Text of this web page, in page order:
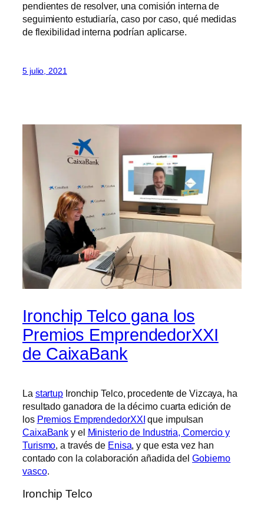
pendientes de resolver, una comisión interna de
seguimiento estudiaría, caso por caso, qué medidas
de flexibilidad interna podrían aplicarse.
5 julio, 2021
Ironchip Telco gana los
Premios EmprendedorXXI
de CaixaBank
La startup Ironchip Telco, procedente de Vizcaya, ha
resultado ganadora de la décimo cuarta edición de
los Premios EmprendedorXXI que impulsan
CaixaBank y el Ministerio de Industria, Comercio y
Turismo, a través de Enisa, y que esta vez han
contado con la colaboración añadida del Gobierno
vasco.
Ironchip Telco